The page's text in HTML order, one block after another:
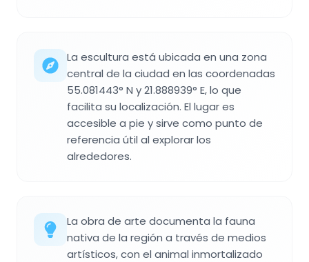
La escultura está ubicada en una zona
central de la ciudad en las coordenadas
55.081443° N y 21.888939° E, lo que
facilita su localización. El lugar es
accesible a pie y sirve como punto de
referencia útil al explorar los
alrededores.
La obra de arte documenta la fauna
nativa de la región a través de medios
artísticos, con el animal inmortalizado